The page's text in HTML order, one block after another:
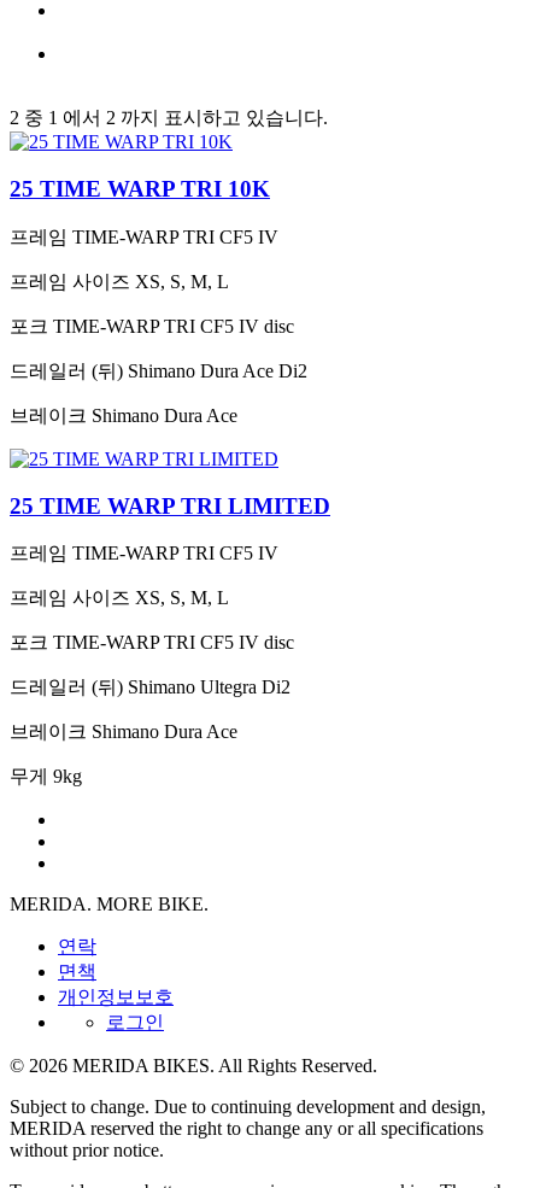
2 중 1 에서 2 까지 표시하고 있습니다.
25 TIME WARP TRI 10K
프레임 TIME-WARP TRI CF5 IV
프레임 사이즈 XS, S, M, L
포크 TIME-WARP TRI CF5 IV disc
드레일러 (뒤) Shimano Dura Ace Di2
브레이크 Shimano Dura Ace
25 TIME WARP TRI LIMITED
프레임 TIME-WARP TRI CF5 IV
프레임 사이즈 XS, S, M, L
포크 TIME-WARP TRI CF5 IV disc
드레일러 (뒤) Shimano Ultegra Di2
브레이크 Shimano Dura Ace
무게 9kg
MERIDA. MORE BIKE.
연락
면책
개인정보보호
로그인
© 2026 MERIDA BIKES. All Rights Reserved.
Subject to change. Due to continuing development and design,
MERIDA reserved the right to change any or all specifications
without prior notice.